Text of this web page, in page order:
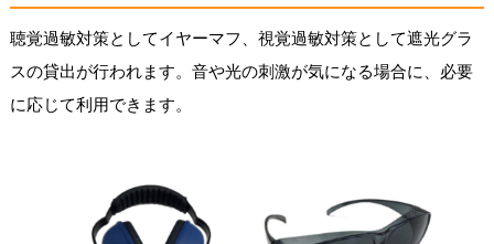
聴覚過敏対策としてイヤーマフ、視覚過敏対策として遮光グラ
スの貸出が行われます。音や光の刺激が気になる場合に、必要
に応じて利用できます。